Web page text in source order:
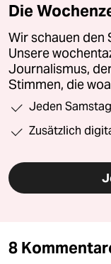
Die
Wir schauen den
Unsere
Journalismus,
Stimmen, die
Jeden
Zusätzlich
8